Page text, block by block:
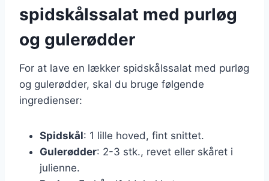
spidskålssalat med purløg
og gulerødder
For at lave en lækker spidskålssalat med purløg
og gulerødder, skal du bruge følgende
ingredienser:
Spidskål: 1 lille hoved, fint snittet.
Gulerødder: 2-3 stk., revet eller skåret i
julienne.